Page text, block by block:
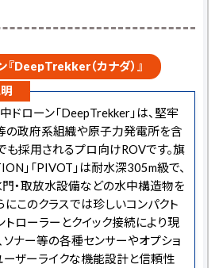
『DeepTrekker（カナダ）』
ドローン「DeepTrekker」は、堅牢
の政府系組織や原子力発電所を含
も採用されるプロ向けROVです。旗
」「PIVOT」は耐水深305m級で、
門・取放水設備などの水中構造物を
にこのクラスでは珍しいコンパクト
トローラーとクイック接続により現
ソナー等の各種センサーやオプショ
ーザーライクな機能設計と信頼性